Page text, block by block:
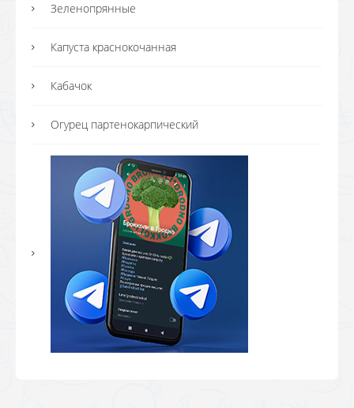
Зеленопрянные
Капуста краснокочанная
Кабачок
Огурец партенокарпический